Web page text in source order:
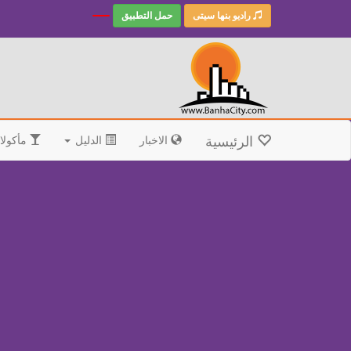
راديو بنها سيتى حمل التطبيق
الرئيسية الاخبار الدليل